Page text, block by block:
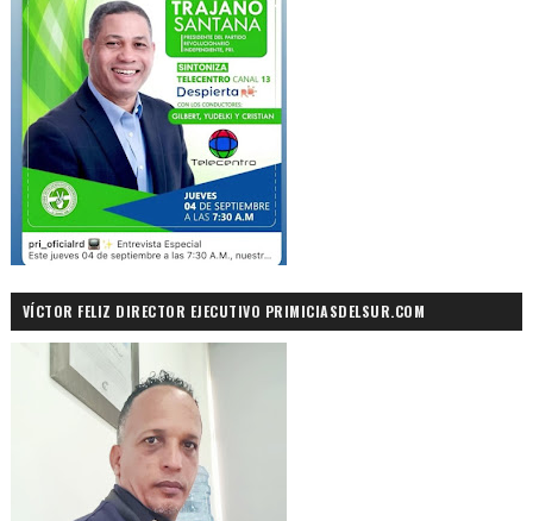
VÍCTOR FELIZ DIRECTOR EJECUTIVO PRIMICIASDELSUR.COM